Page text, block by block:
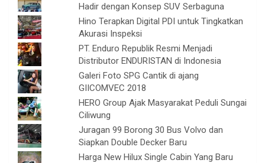
Hadir dengan Konsep SUV Serbaguna
Hino Terapkan Digital PDI untuk Tingkatkan
Akurasi Inspeksi
PT. Enduro Republik Resmi Menjadi
Distributor ENDURISTAN di Indonesia
Galeri Foto SPG Cantik di ajang
GIICOMVEC 2018
HERO Group Ajak Masyarakat Peduli Sungai
Ciliwung
Juragan 99 Borong 30 Bus Volvo dan
Siapkan Double Decker Baru
Harga New Hilux Single Cabin Yang Baru